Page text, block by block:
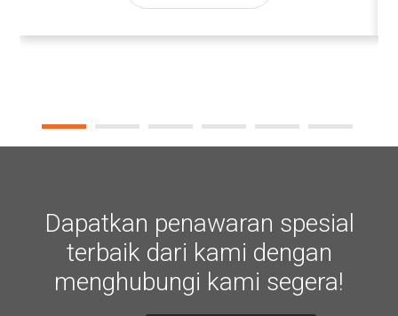
Dapatkan penawaran spesial
terbaik dari kami dengan
menghubungi kami segera!